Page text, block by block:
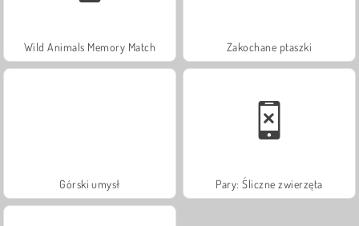
Wild Animals Memory Match Zakochane ptaszki
Górski umysł Pary: Śliczne zwierzęta